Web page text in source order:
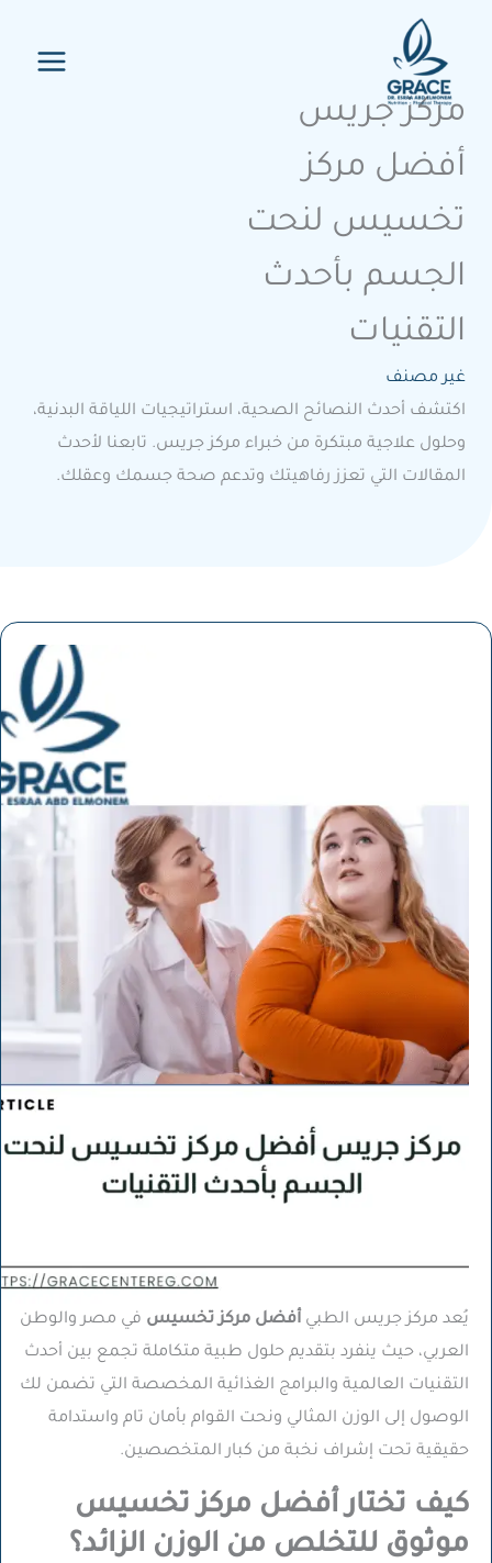
المحتوى
مركز جريس
أفضل مركز
تخسيس لنحت
الجسم بأحدث
التقنيات
غير مصنف
اكتشف أحدث النصائح الصحية، استراتيجيات اللياقة البدنية،
وحلول علاجية مبتكرة من خبراء مركز جريس. تابعنا لأحدث
المقالات التي تعزز رفاهيتك وتدعم صحة جسمك وعقلك.
يُعد مركز جريس الطبي أفضل مركز تخسيس في مصر والوطن
العربي، حيث ينفرد بتقديم حلول طبية متكاملة تجمع بين أحدث
التقنيات العالمية والبرامج الغذائية المخصصة التي تضمن لك
الوصول إلى الوزن المثالي ونحت القوام بأمان تام واستدامة
حقيقية تحت إشراف نخبة من كبار المتخصصين.
كيف تختار أفضل مركز تخسيس
موثوق للتخلص من الوزن الزائد؟